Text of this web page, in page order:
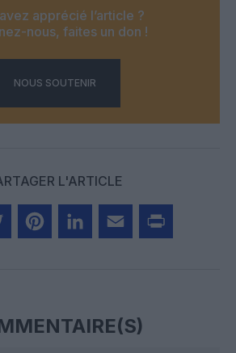
apprécié l’article ?
nous, faites un don !
NOUS SOUTENIR
L'ARTICLE